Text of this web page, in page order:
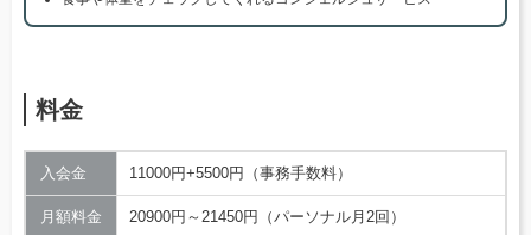
料金
入会金 11000円+5500円（事務手数料）
月額料金 20900円～21450円（パーソナル月2回）